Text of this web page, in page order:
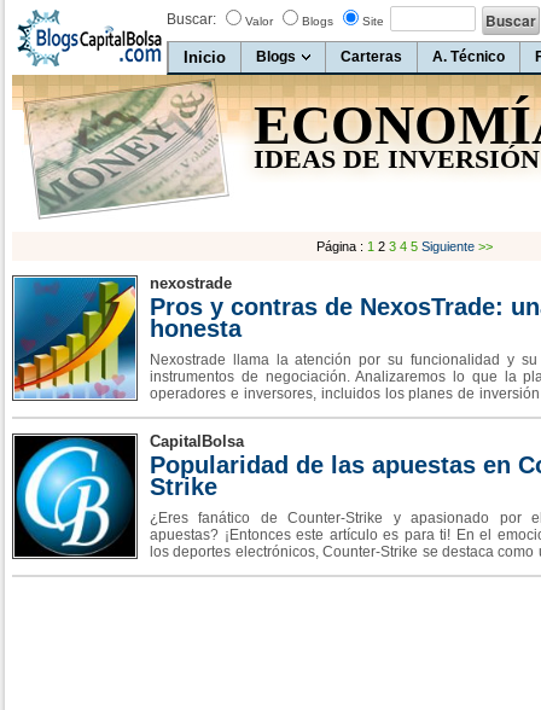
Buscar: Valor Blogs Site
Inicio Blogs Carteras A. Técnico
IDEAS DE
Página : 1 2 3 4 5 Siguiente >>
nexostrade
Pros y contras de NexosTrade:
honesta
Nexostrade llama la atención por su funcionalidad y
instrumentos de negociación. Analizaremos lo que la
operadores e inversores, incluidos los planes de
CapitalBolsa
Popularidad de las apuestas en
Strike
¿Eres fanático de Counter-Strike y apasionado por
apuestas? ¡Entonces este artículo es para ti! En el
los deportes electrónicos, Counter-Strike se destaca